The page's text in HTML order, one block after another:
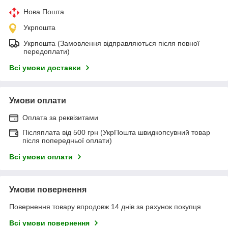
Нова Пошта
Укрпошта
Укрпошта (Замовлення відправляються після повної
передоплати)
Всі умови доставки
Умови оплати
Оплата за реквізитами
Післяплата від 500 грн (УкрПошта швидкопсувний товар
після попередньої оплати)
Всі умови оплати
Умови повернення
Повернення товару впродовж 14 днів за рахунок покупця
Всі умови повернення